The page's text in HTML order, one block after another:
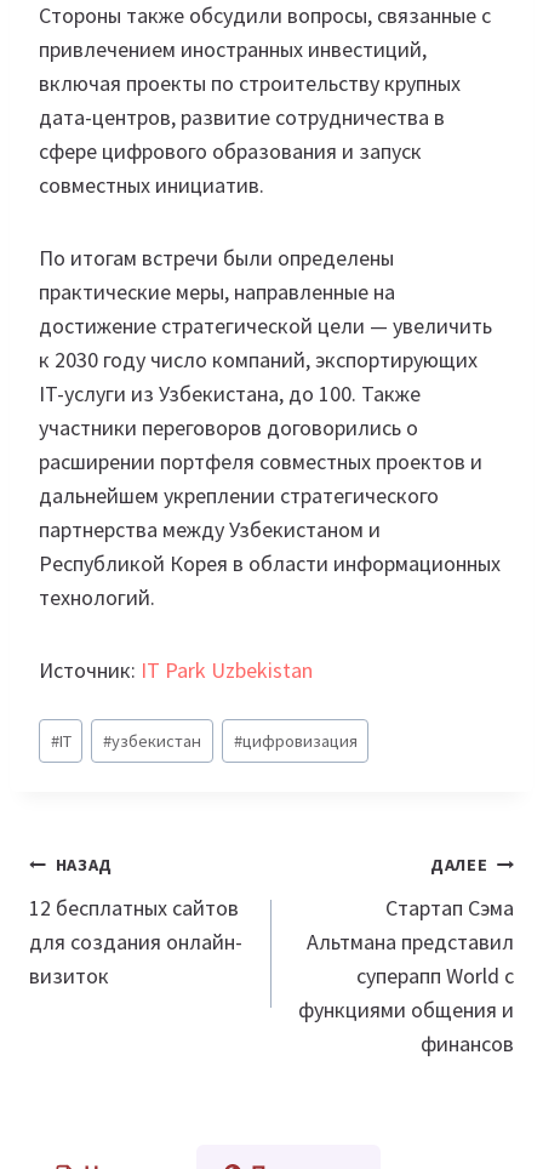
Стороны также обсудили вопросы, связанные с
привлечением иностранных инвестиций,
включая проекты по строительству крупных
дата-центров, развитие сотрудничества в
сфере цифрового образования и запуск
совместных инициатив.
По итогам встречи были определены
практические меры, направленные на
достижение стратегической цели — увеличить
к 2030 году число компаний, экспортирующих
IT-услуги из Узбекистана, до 100. Также
участники переговоров договорились о
расширении портфеля совместных проектов и
дальнейшем укреплении стратегического
партнерства между Узбекистаном и
Республикой Корея в области информационных
технологий.
Источник: IT Park Uzbekistan
Метки
записи:
#IT #узбекистан #цифровизация
Навигация
по
записям
НАЗАД
12 бесплатных сайтов
для создания онлайн-
визиток
ДАЛЕЕ
Стартап Сэма
Альтмана представил
суперапп World с
функциями общения и
финансов